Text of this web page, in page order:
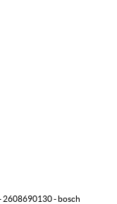
2608690130 - bosch